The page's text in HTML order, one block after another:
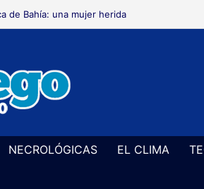
de Bahía: una mujer herida
NECROLÓGICAS EL CLIMA